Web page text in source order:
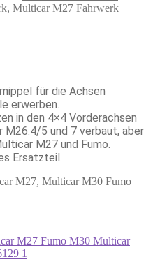
, Multicar M27 Fahrwerk
für die Achsen
erwerben.
in den 4×4 Vorderachsen
5 und 7 verbaut, aber
M27 und Fumo.
Ersatzteil.
M27, Multicar M30 Fumo